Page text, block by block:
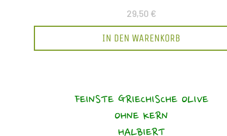
29,50 €
IN DEN WARENKORB
FEINSTE GRIECHISCHE OLIVE
OHNE KERN
HALBIERT